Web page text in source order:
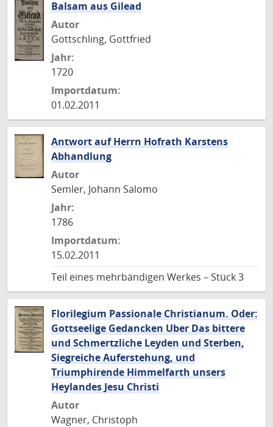
Balsam aus Gilead
Autor
Gottschling, Gottfried
Jahr:
1720
Importdatum:
01.02.2011
Antwort auf Herrn Hofrath Karstens
Abhandlung
Autor
Semler, Johann Salomo
Jahr:
1786
Importdatum:
15.02.2011
Teil eines mehrbändigen Werkes – Stück 3
Florilegium Passionale Christianum. Oder:
Gottseelige Gedancken Uber Das bittere
und Schmertzliche Leyden und Sterben,
Siegreiche Auferstehung, und
Triumphirende Himmelfarth unsers
Heylandes Jesu Christi
Autor
Wagner, Christoph